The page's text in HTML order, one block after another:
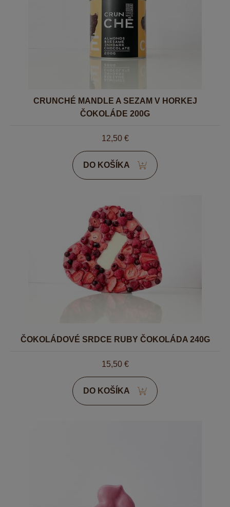
CRUNCHÉ MANDLE A SEZAM V HORKEJ
ČOKOLÁDE 200G
12,50 €
DO KOŠÍKA
ČOKOLÁDOVÉ SRDCE RUBY ČOKOLÁDA 240G
15,50 €
DO KOŠÍKA